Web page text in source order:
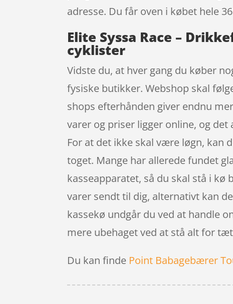
adresse. Du får oven i købet hele
Elite Syssa Race –
cyklister
Vidste du, at hver gang du køber
fysiske butikker. Webshop skal
shops efterhånden giver endnu
varer og priser ligger online, og
For at det ikke skal være løgn, kan
toget. Mange har allerede fundet
kasseapparatet, så du skal stå i
varer sendt til dig, alternativt kan
kassekø undgår du ved at handle
mere ubehaget ved at stå alt for
Du kan finde Point Babagebærer